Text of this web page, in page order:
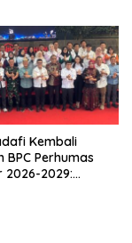
Kembali
BPC Perhumas
2026-2029: